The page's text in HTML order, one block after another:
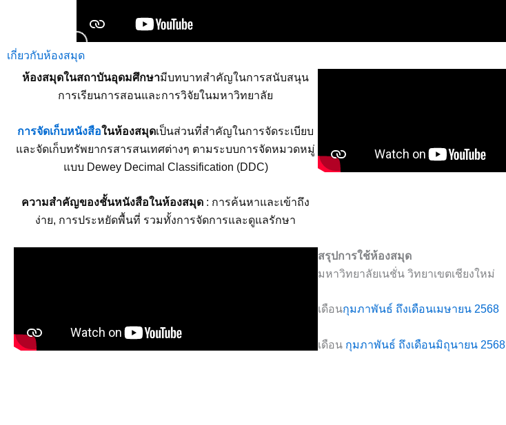
เกี่ยวกับห้องสมุด
ห้องสมุดในสถาบันอุดมศึกษามีบทบาทสำคัญในการสนับสนุน
การเรียนการสอนและการวิจัยในมหาวิทยาลัย
การจัดเก็บหนังสือในห้องสมุดเป็นส่วนที่สำคัญในการจัดระเบียบ
และจัดเก็บทรัพยากรสารสนเทศต่างๆ ตามระบบการจัดหมวดหมู่
แบบ Dewey Decimal Classification (DDC)
ความสำคัญของชั้นหนังสือในห้องสมุด : การค้นหาและเข้าถึง
ง่าย, การประหยัดพื้นที่ รวมทั้งการจัดการและดูแลรักษา
สรุปการใช้ห้องสมุด
มหาวิทยาลัยเนชั่น วิทยาเขตเชียงใหม่
เดือนกุมภาพันธ์ ถึงเดือนเมษายน 2568
เดือน กุมภาพันธ์ ถึงเดือนมิถุนายน 2568